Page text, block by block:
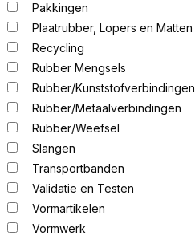
Pakkingen
Plaatrubber, Lopers en Matten
Recycling
Rubber Mengsels
Rubber/Kunststofverbindingen
Rubber/Metaalverbindingen
Rubber/Weefsel
Slangen
Transportbanden
Validatie en Testen
Vormartikelen
Vormwerk